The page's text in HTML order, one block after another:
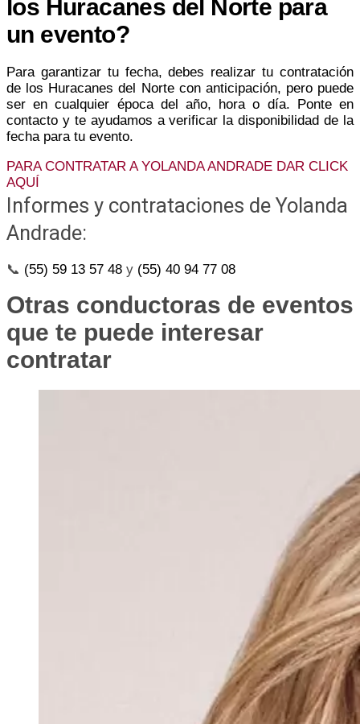
los Huracanes del Norte para
un evento?
Para garantizar tu fecha, debes realizar tu contratación
de los Huracanes del Norte con anticipación, pero puede
ser en cualquier época del año, hora o día. Ponte en
contacto y te ayudamos a verificar la disponibilidad de la
fecha para tu evento.
PARA CONTRATAR A YOLANDA ANDRADE DAR CLICK
AQUÍ
Informes y contrataciones de Yolanda
Andrade:
📞 (55) 59 13 57 48 y (55) 40 94 77 08
Otras conductoras de eventos
que te puede interesar
contratar